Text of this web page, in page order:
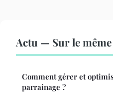
Actu — Sur le
Comment gérer et
parrainage ?